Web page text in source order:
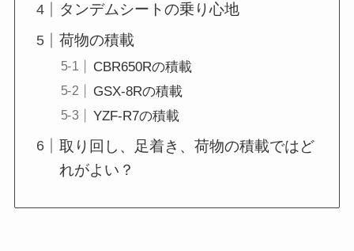
タンデムシートの乗り心地
荷物の積載
CBR650Rの積載
GSX-8Rの積載
YZF-R7の積載
取り回し、足着き、荷物の積載ではど
れがよい？